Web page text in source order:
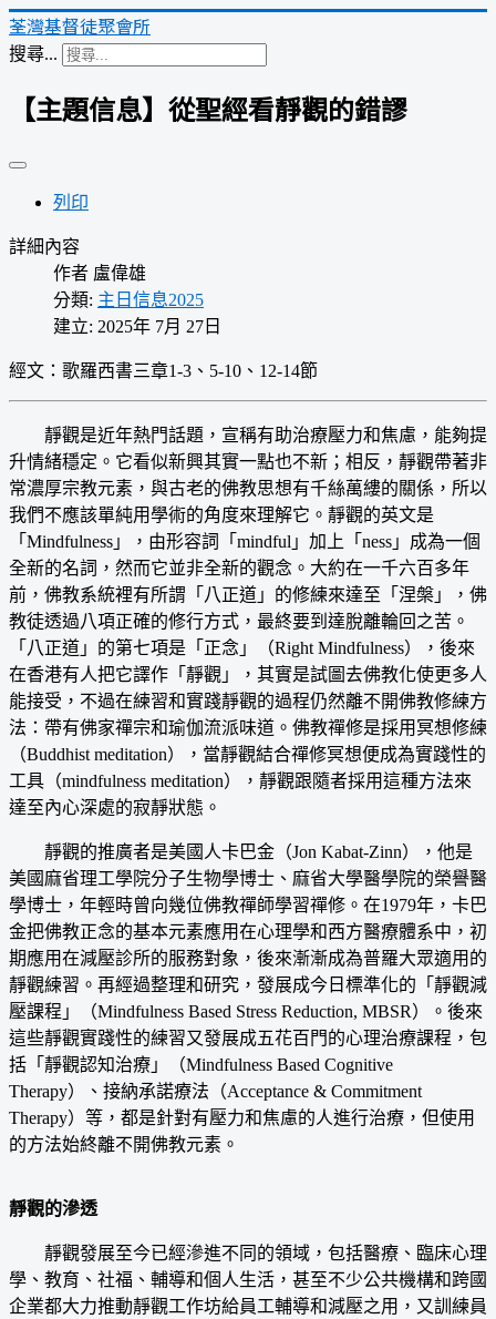
荃灣基督徒聚會所
搜尋...
【主題信息】從聖經看靜觀的錯謬
列印
詳細內容
作者 盧偉雄
分類: 主日信息2025
建立: 2025年 7月 27日
經文： 歌羅西書三章1-3、5-10、12-14節
靜觀是近年熱門話題，宣稱有助治療壓力和焦慮，能夠提
升情緒穩定。它看似新興其實一點也不新；相反，靜觀帶著非
常濃厚宗教元素，與古老的佛教思想有千絲萬縷的關係，所以
我們不應該單純用學術的角度來理解它。靜觀的英文是
「Mindfulness」，由形容詞「mindful」加上「ness」成為一個
全新的名詞，然而它並非全新的觀念。大約在一千六百多年
前，佛教系統裡有所謂「八正道」的修練來達至「涅槃」，佛
教徒透過八項正確的修行方式，最終要到達脫離輪回之苦。
「八正道」的第七項是「正念」（Right Mindfulness），後來
在香港有人把它譯作「靜觀」，其實是試圖去佛教化使更多人
能接受，不過在練習和實踐靜觀的過程仍然離不開佛教修練方
法：帶有佛家禪宗和瑜伽流派味道。佛教禪修是採用冥想修練
（Buddhist meditation），當靜觀結合禪修冥想便成為實踐性的
工具（mindfulness meditation），靜觀跟隨者採用這種方法來
達至內心深處的寂靜狀態。
靜觀的推廣者是美國人卡巴金（Jon Kabat-Zinn），他是
美國麻省理工學院分子生物學博士、麻省大學醫學院的榮譽醫
學博士，年輕時曾向幾位佛教禪師學習禪修。在1979年，卡巴
金把佛教正念的基本元素應用在心理學和西方醫療體系中，初
期應用在減壓診所的服務對象，後來漸漸成為普羅大眾適用的
靜觀練習。再經過整理和研究，發展成今日標準化的「靜觀減
壓課程」（Mindfulness Based Stress Reduction, MBSR）。後來
這些靜觀實踐性的練習又發展成五花百門的心理治療課程，包
括「靜觀認知治療」（Mindfulness Based Cognitive
Therapy）、接納承諾療法（Acceptance & Commitment
Therapy）等，都是針對有壓力和焦慮的人進行治療，但使用
的方法始終離不開佛教元素。
靜觀的滲透
靜觀發展至今已經滲進不同的領域，包括醫療、臨床心理
學、教育、社福、輔導和個人生活，甚至不少公共機構和跨國
企業都大力推動靜觀工作坊給員工輔導和減壓之用，又訓練員